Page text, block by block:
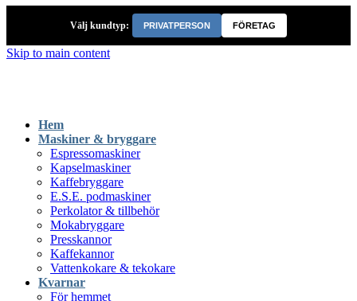
Välj kundtyp: PRIVATPERSON FÖRETAG
Skip to main content
Hem
Maskiner & bryggare
Espressomaskiner
Kapselmaskiner
Kaffebryggare
E.S.E. podmaskiner
Perkolator & tillbehör
Mokabryggare
Presskannor
Kaffekannor
Vattenkokare & tekokare
Kvarnar
För hemmet